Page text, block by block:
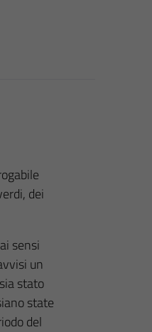
dei
sensi
un
stato
state
del